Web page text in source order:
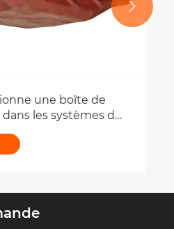
une boîte de
les systèmes de
tracteur ?
